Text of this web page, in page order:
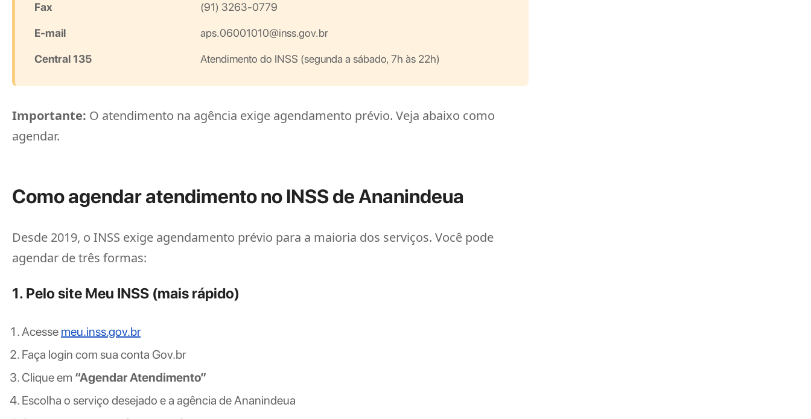
Fax (91) 3263-0779
E-mail aps.06001010@inss.gov.br
Central 135 Atendimento do INSS (segunda a sábado, 7h às 22h)
Importante: O atendimento na agência exige agendamento prévio. Veja abaixo como
agendar.
Como agendar atendimento no INSS de Ananindeua
Desde 2019, o INSS exige agendamento prévio para a maioria dos serviços. Você pode
agendar de três formas:
1. Pelo site Meu INSS (mais rápido)
Acesse meu.inss.gov.br
Faça login com sua conta Gov.br
Clique em “Agendar Atendimento”
Escolha o serviço desejado e a agência de Ananindeua